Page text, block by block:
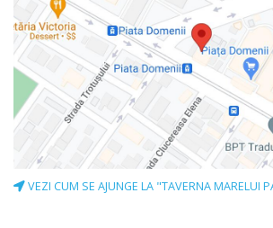
VEZI CUM SE AJUNGE LA "TAVERNA MARELUI